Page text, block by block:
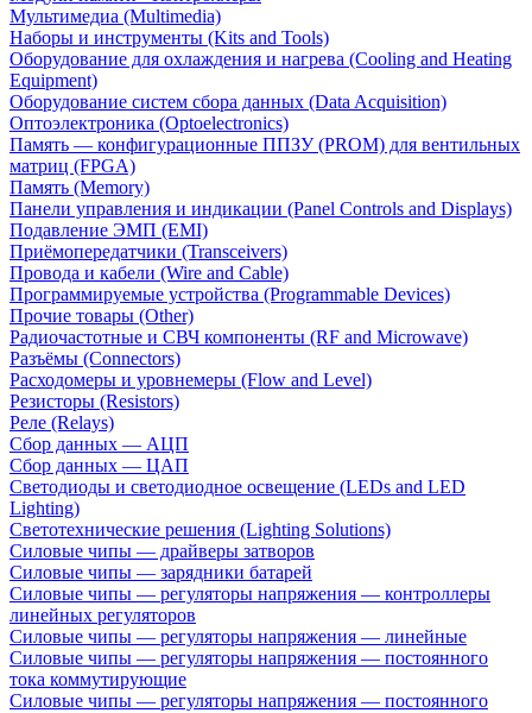
Мультимедиа (Multimedia)
Наборы и инструменты (Kits and Tools)
Оборудование для охлаждения и нагрева (Cooling and Heating
Equipment)
Оборудование систем сбора данных (Data Acquisition)
Оптоэлектроника (Optoelectronics)
Память — конфигурационные ППЗУ (PROM) для вентильных
матриц (FPGA)
Память (Memory)
Панели управления и индикации (Panel Controls and Displays)
Подавление ЭМП (EMI)
Приёмопередатчики (Transceivers)
Провода и кабели (Wire and Cable)
Программируемые устройства (Programmable Devices)
Прочие товары (Other)
Радиочастотные и СВЧ компоненты (RF and Microwave)
Разъёмы (Connectors)
Расходомеры и уровнемеры (Flow and Level)
Резисторы (Resistors)
Реле (Relays)
Сбор данных — АЦП
Сбор данных — ЦАП
Светодиоды и светодиодное освещение (LEDs and LED
Lighting)
Светотехнические решения (Lighting Solutions)
Силовые чипы — драйверы затворов
Силовые чипы — зарядники батарей
Силовые чипы — регуляторы напряжения — контроллеры
линейных регуляторов
Силовые чипы — регуляторы напряжения — линейные
Силовые чипы — регуляторы напряжения — постоянного
тока коммутирующие
Силовые чипы — регуляторы напряжения — постоянного